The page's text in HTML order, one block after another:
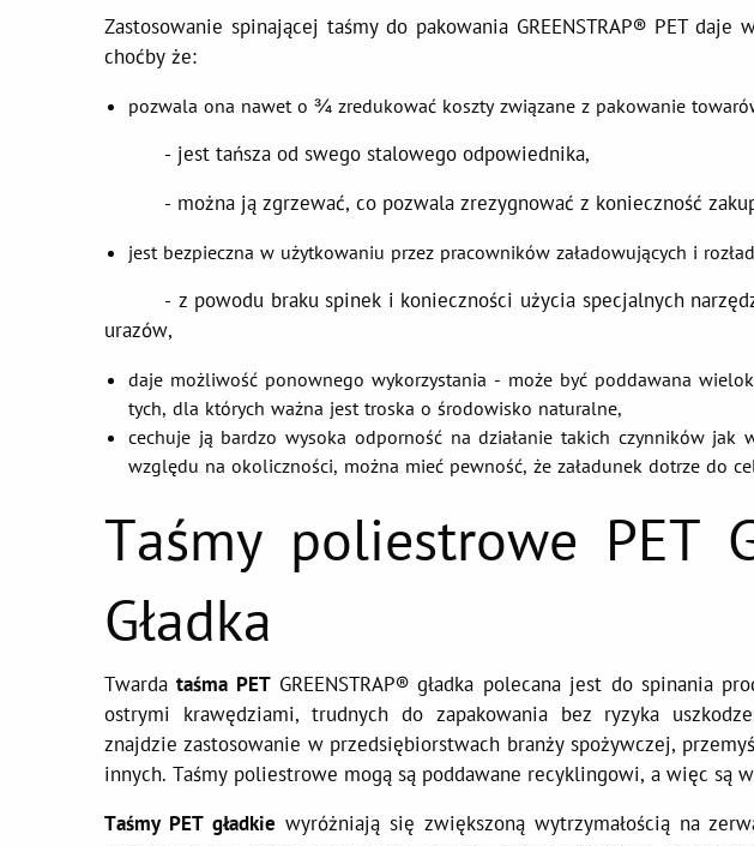
Zastosowanie spinającej taśmy do pakowania GREENSTRAP® PET
choćby że:
pozwala ona nawet o ¾ zredukować koszty związane z pakowanie
- jest tańsza od swego stalowego odpowiednika,
- można ją zgrzewać, co pozwala zrezygnować z konieczność
jest bezpieczna w użytkowaniu przez pracowników załadowujących i
- z powodu braku spinek i konieczności użycia specjalnych
urazów,
daje możliwość ponownego wykorzystania - może być poddawana
tych, dla których ważna jest troska o środowisko naturalne,
cechuje ją bardzo wysoka odporność na działanie takich czynników
względu na okoliczności, można mieć pewność, że załadunek dotrze do
Taśmy poliestrowe PET
Gładka
Twardataśma PETGREENSTRAP® gładka polecana jest do spinania
ostrymi krawędziami, trudnych do zapakowania bez ryzyka
znajdzie zastosowanie w przedsiębiorstwach branży spożywczej,
innych. Taśmy poliestrowe mogą są poddawane recyklingowi, a więc są
Taśmy PET gładkie wyróżniają się zwiększoną wytrzymałością na